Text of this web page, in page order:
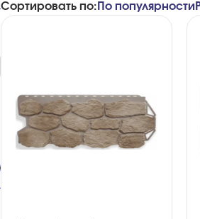
Сортировать по: По популярности